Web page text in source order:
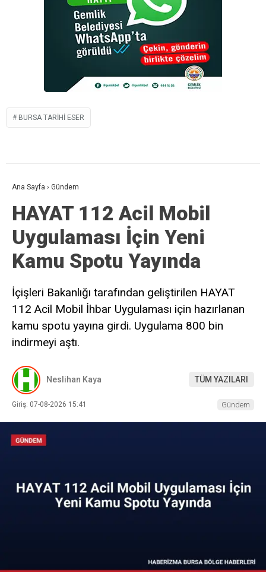
BURSA TARIHI ESER
Ana Sayfa › Gündem
HAYAT 112 Acil Mobil
Uygulaması İçin Yeni
Kamu Spotu Yayında
İçişleri Bakanlığı tarafından geliştirilen HAYAT
112 Acil Mobil İhbar Uygulaması için hazırlanan
kamu spotu yayına girdi. Uygulama 800 bin
indirmeyi aştı.
Neslihan Kaya TÜM YAZILARI
Giriş: 07-08-2026 15:41 Gündem